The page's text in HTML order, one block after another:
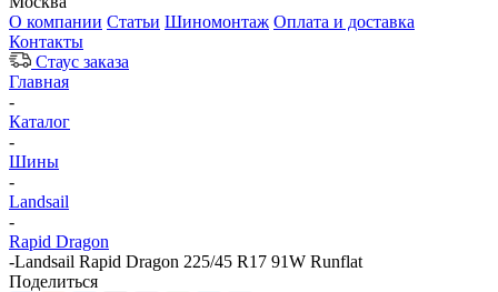
О компании Статьи Шиномонтаж Оплата и доставка
Контакты
Стаус заказа
Главная
-
Каталог
-
Шины
-
Landsail
-
Rapid Dragon
-Landsail Rapid Dragon 225/45 R17 91W Runflat
Поделиться